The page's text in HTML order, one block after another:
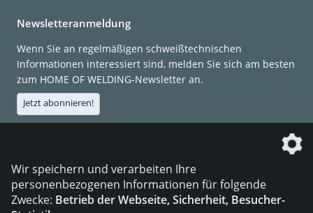
Newsletteranmeldung
Wenn Sie an regelmäßigen schweißtechnischen
Informationen interessiert sind, melden Sie sich am besten
zum HOME OF WELDING-Newsletter an.
Jetzt abonnieren!
Die DVS Media GmbH ist ein Unternehmen der
Wir speichern und verarbeiten Ihre
personenbezogenen Informationen für folgende
Zwecke: Betrieb der Webseite, Sicherheit, Besucher-